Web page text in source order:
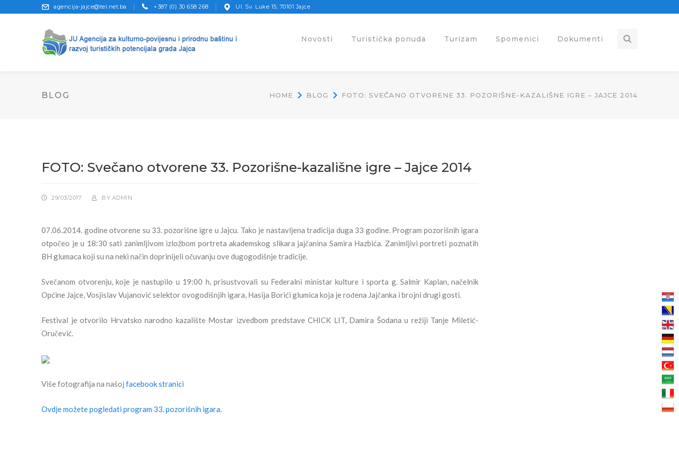
agencija-jajce@tel.net.ba +387 (0) 30 658 268 Ul. Sv. Luke 15, 70101 Jajce
Novosti Turistička ponuda Turizam Spomenici Dokumenti
BLOG HOME BLOG FOTO: SVEČANO OTVORENE 33. POZORIŠNE-KAZALIŠNE IGRE – JAJCE 2014
FOTO: Svečano otvorene 33. Pozorišne-kazališne igre – Jajce 2014
29/03/2017 BY ADMIN
07.06.2014. godine otvorene su 33. pozorišne igre u Jajcu. Tako je nastavljena tradicija duga 33 godine. Program pozorišnih igara
otpočeo je u 18:30 sati zanimljivom izložbom portreta akademskog slikara jajčanina Samira Hazbića. Zanimljivi portreti poznatih
BH glumaca koji su na neki način doprinijeli očuvanju ove dugogodišnje tradicije.
Svečanom otvorenju, koje je nastupilo u 19:00 h, prisustvovali su Federalni ministar kulture i sporta g. Salmir Kaplan, načelnik
Općine Jajce, Vosjislav Vujanović selektor ovogodišnjih igara, Hasija Borići glumica koja je rođena Jajčanka i brojni drugi gosti.
Festival je otvorilo Hrvatsko narodno kazalište Mostar izvedbom predstave CHICK LIT, Damira Šodana u režiji Tanje Miletić-
Oručević.
Više fotografija na našoj facebook stranici
Ovdje možete pogledati program 33. pozorišnih igara.